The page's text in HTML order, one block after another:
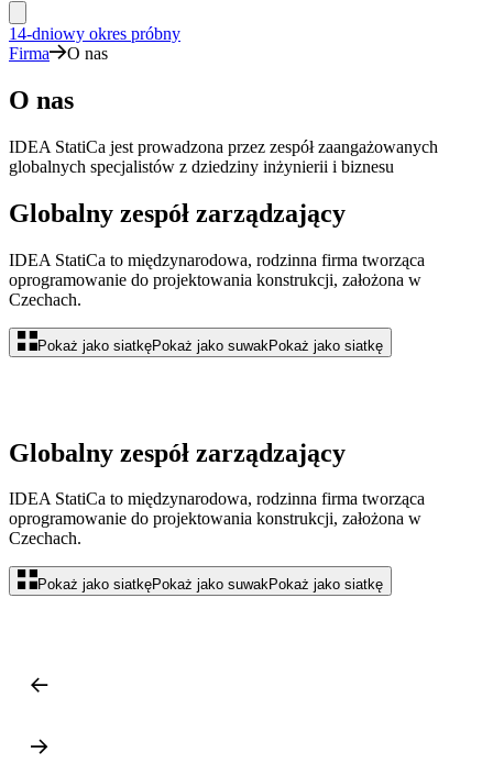
14-dniowy okres próbny
Firma
O nas
O nas
IDEA StatiCa jest prowadzona przez zespół zaangażowanych
globalnych specjalistów z dziedziny inżynierii i biznesu
Globalny zespół zarządzający
IDEA StatiCa to międzynarodowa, rodzinna firma tworząca
oprogramowanie do projektowania konstrukcji, założona w
Czechach.
Pokaż jako siatkęPokaż jako suwakPokaż jako siatkę
Globalny zespół zarządzający
IDEA StatiCa to międzynarodowa, rodzinna firma tworząca
oprogramowanie do projektowania konstrukcji, założona w
Czechach.
Pokaż jako siatkęPokaż jako suwakPokaż jako siatkę